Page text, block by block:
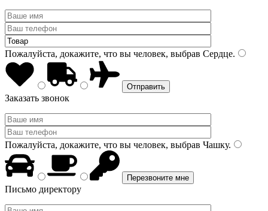
Пожалуйста, докажите, что вы человек, выбрав Сердце.
Заказать звонок
Пожалуйста, докажите, что вы человек, выбрав Чашку.
Письмо директору